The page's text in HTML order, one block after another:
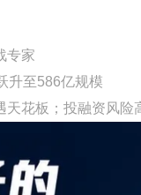
专家
升至586亿规模
花板；投融资风